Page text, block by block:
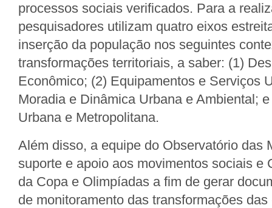
processos sociais verificados. Para a
pesquisadores utilizam quatro eixos
inserção da população nos seguintes
transformações territoriais, a saber: (1)
Econômico; (2) Equipamentos e Serviços
Moradia e Dinâmica Urbana e Ambiental;
Urbana e Metropolitana.
Além disso, a equipe do Observatório das
suporte e apoio aos movimentos sociais e
da Copa e Olimpíadas a fim de gerar
de monitoramento das transformações